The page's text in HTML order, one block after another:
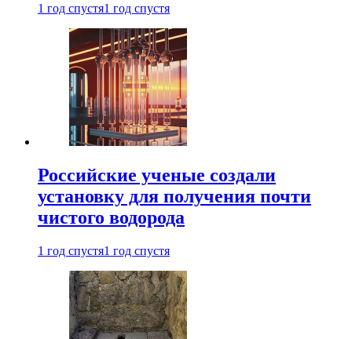
1 год спустя1 год спустя
Российские ученые создали
установку для получения почти
чистого водорода
1 год спустя1 год спустя